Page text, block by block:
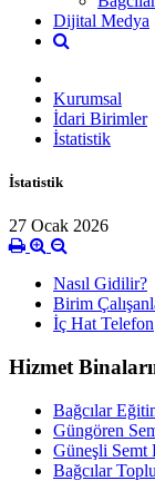
Dijital Medya
Kurumsal
İdari Birimler
İstatistik
İstatistik
27 Ocak 2026
Nasıl Gidilir?
Birim
İç Hat Telefon
Hizmet
Bağcılar
Güngören
Güneşli Semt
Bağcılar